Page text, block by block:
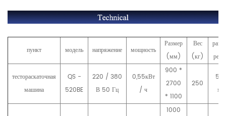
пункт модель напряжение мощность
Размер
(мм)
Вес
(кг)
тестораскаточная
машина
QS -
520BE
220 / 380
В 50 Гц
0,55кВт
/ ч
900 *
2700
* 1100
250
мм
1000